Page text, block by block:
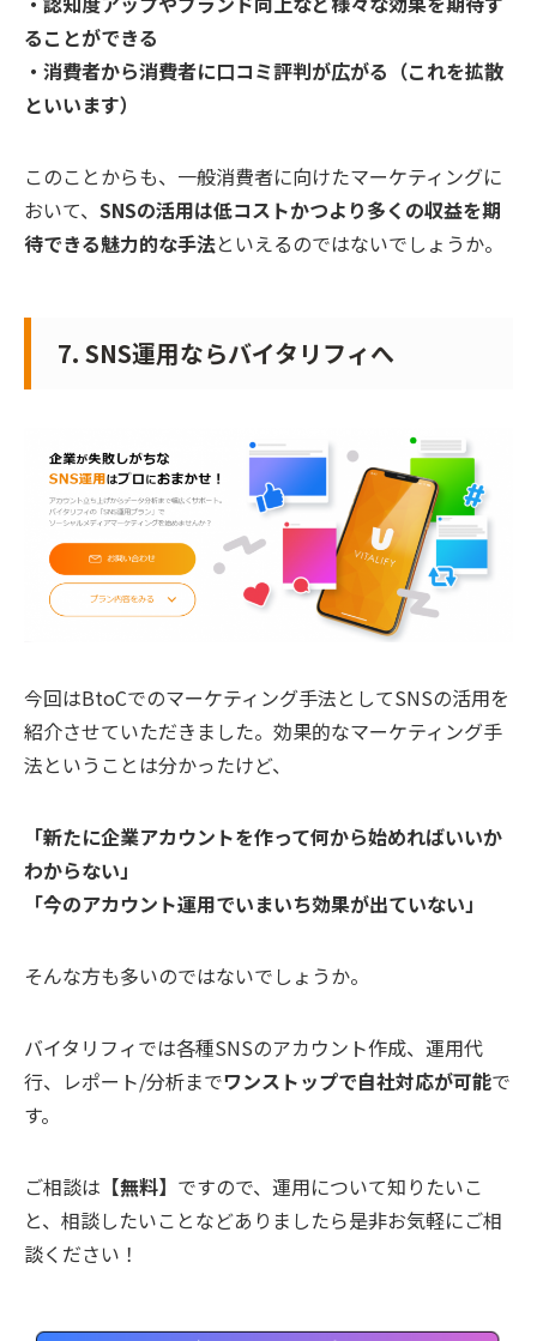
ることができる
・消費者から消費者に口コミ評判が広がる（これを拡散
といいます）
このことからも、一般消費者に向けたマーケティングに
おいて、 SNSの活用は低コストかつより多くの収益を期
待できる魅力的な手法といえるのではないでしょうか。
7. SNS運用ならバイタリフィへ
今回はBtoCでのマーケティング手法としてSNSの活用を
紹介させていただきました。効果的なマーケティング手
法ということは分かったけど、
「新たに企業アカウントを作って何から始めればいいか
わからない」
「今のアカウント運用でいまいち効果が出ていない」
そんな方も多いのではないでしょうか。
バイタリフィでは各種SNSのアカウント作成、運用代
行、レポート/分析までワンストップで自社対応が可能で
す。
ご相談は 【無料】 ですので、運用について知りたいこ
と、相談したいことなどありましたら是非お気軽にご相
談ください！